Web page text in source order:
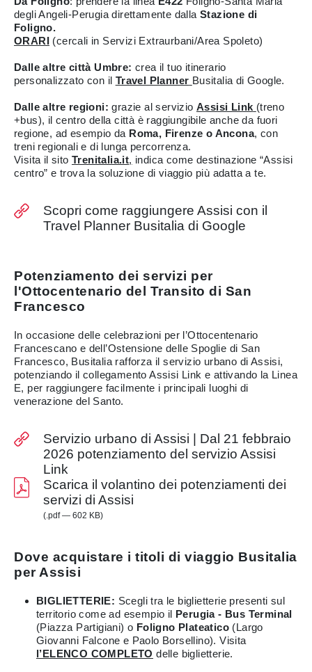
degli Angeli-Perugia direttamente dalla Stazione di
Foligno.
ORARI (cercali in Servizi Extraurbani/Area Spoleto)
Dalle altre città Umbre: crea il tuo itinerario
personalizzato con il Travel Planner Busitalia di Google.
Dalle altre regioni: grazie al servizio Assisi Link (treno
+bus), il centro della città è raggiungibile anche da fuori
regione, ad esempio da Roma, Firenze o Ancona, con
treni regionali e di lunga percorrenza.
Visita il sito Trenitalia.it, indica come destinazione “Assisi
centro” e trova la soluzione di viaggio più adatta a te.
Scopri come raggiungere Assisi con il
Travel Planner Busitalia di Google
Potenziamento dei servizi per
l'Ottocentenario del Transito di San
Francesco
In occasione delle celebrazioni per l’Ottocentenario
Francescano e dell’Ostensione delle Spoglie di San
Francesco, Busitalia rafforza il servizio urbano di Assisi,
potenziando il collegamento Assisi Link e attivando la Linea
E, per raggiungere facilmente i principali luoghi di
venerazione del Santo.
Servizio urbano di Assisi | Dal 21 febbraio
2026 potenziamento del servizio Assisi
Link
Scarica il volantino dei potenziamenti dei
servizi di Assisi
(.pdf — 602 KB)
Dove acquistare i titoli di viaggio Busitalia
per Assisi
BIGLIETTERIE: Scegli tra le biglietterie presenti sul
territorio come ad esempio il Perugia - Bus Terminal
(Piazza Partigiani) o Foligno Plateatico (Largo
Giovanni Falcone e Paolo Borsellino). Visita
l’ELENCO COMPLETO delle biglietterie.